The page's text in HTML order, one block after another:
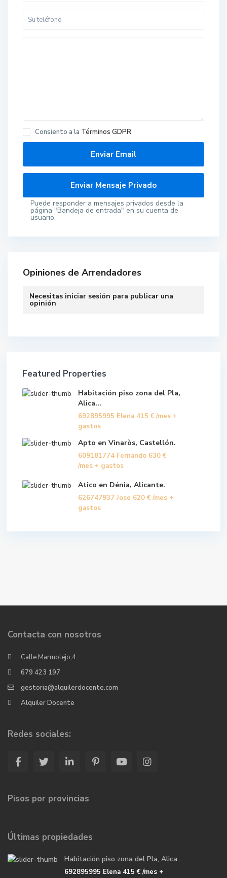
Consiento a la Términos GDPR
Puede responder a mensajes privados desde la
página "Bandeja de entrada" en su cuenta de
usuario.
Opiniones de Arrendadores
Necesitas iniciar sesión para publicar una
opinión
Featured Properties
Habitación piso zona del Pla,
Alica...
692895995 Elena 415 € /mes +
gastos
Apto en Vinaròs, Castellón.
609181774 Fernando 630 €
/mes + gastos
Atico en Dénia, Alicante.
626747937 Jose 620 € /mes +
gastos
Contacta con nosotros
Calle Marmolejo,4
679 423 197
gestoria@alquilerdocente.com
Alquiler Docente
Redes sociales:
Pisos por provincias
Últimas propiedades
Habitación piso zona del Pla, Alica...
692895995 Elena 415 €/mes +